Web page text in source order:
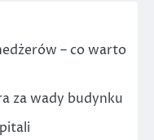
– co warto
za wady budynku